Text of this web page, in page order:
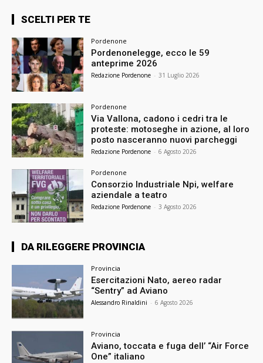
SCELTI PER TE
Pordenone
Pordenonelegge, ecco le 59
anteprime 2026
Redazione Pordenone - 31 Luglio 2026
Pordenone
Via Vallona, cadono i cedri tra le
proteste: motoseghe in azione, al loro
posto nasceranno nuovi parcheggi
Redazione Pordenone - 6 Agosto 2026
Pordenone
Consorzio Industriale Npi, welfare
aziendale a teatro
Redazione Pordenone - 3 Agosto 2026
DA RILEGGERE PROVINCIA
Provincia
Esercitazioni Nato, aereo radar
“Sentry” ad Aviano
Alessandro Rinaldini - 6 Agosto 2026
Provincia
Aviano, toccata e fuga dell’ “Air Force
One” italiano